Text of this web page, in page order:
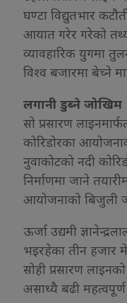
घण्टा विद्युतभार
आयात गरेर गरेको
व्यावहारिक युगमा
विश्व बजारमा बेच्ने
लगानी डुब्ने जोखिम
सो प्रसारण
कोरिडोरका
नुवाकोटको नदी
निर्माणमा जाने
आयोजनाको बिजुली
ऊर्जा उद्यमी
भइरहेका तीन हजार
सोही प्रसारण
असाध्यै बढी